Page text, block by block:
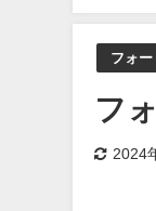
フォ
フ
2024